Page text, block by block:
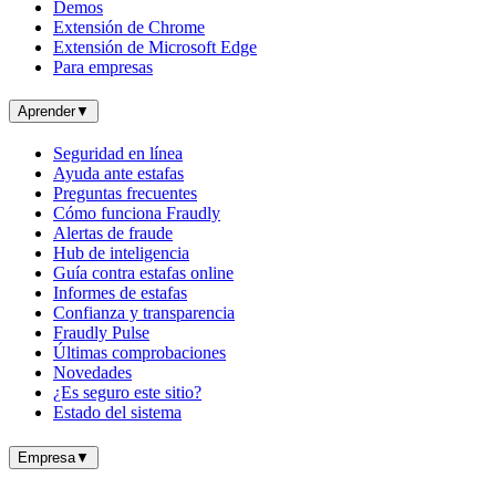
Demos
Extensión de Chrome
Extensión de Microsoft Edge
Para empresas
Aprender▼
Seguridad en línea
Ayuda ante estafas
Preguntas frecuentes
Cómo funciona Fraudly
Alertas de fraude
Hub de inteligencia
Guía contra estafas online
Informes de estafas
Confianza y transparencia
Fraudly Pulse
Últimas comprobaciones
Novedades
¿Es seguro este sitio?
Estado del sistema
Empresa▼